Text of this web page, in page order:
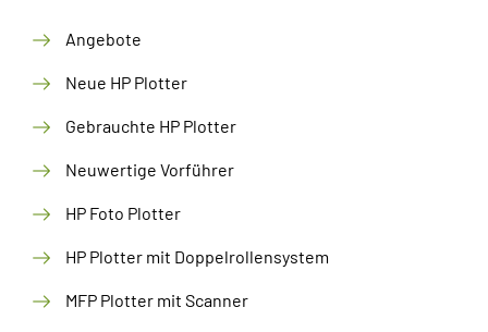
Angebote
Neue HP Plotter
Gebrauchte HP Plotter
Neuwertige Vorführer
HP Foto Plotter
HP Plotter mit Doppelrollensystem
MFP Plotter mit Scanner